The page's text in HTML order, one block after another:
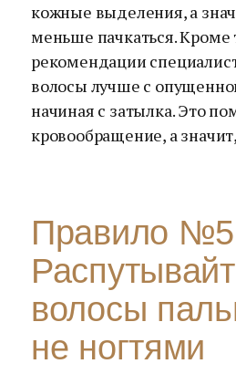
кожные выделения, а
меньше пачкаться. Кроме
рекомендации
волосы лучше с
начиная с затылка. Это
кровообращение, а
Правило
волосы
не ногтями